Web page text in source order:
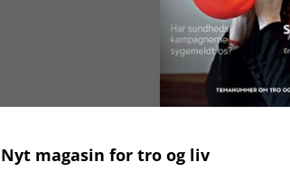
Nyt magasin for tro og liv